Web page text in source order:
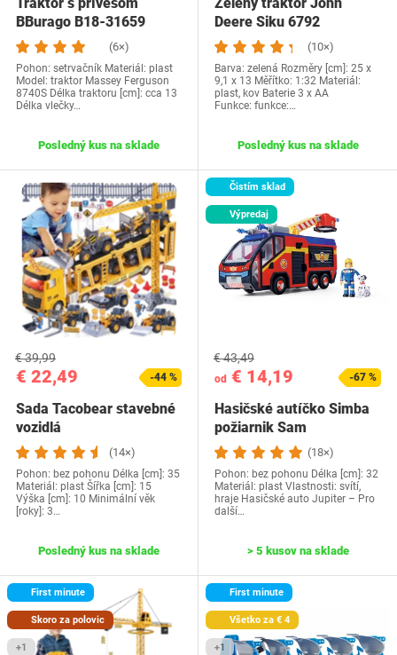
BBurago ‎B18-31659
(6×)
Pohon: setrvačník Materiál: plast
Model: traktor Massey Ferguson
8740S Délka traktoru [cm]: cca 13
Délka vlečky…
Posledný kus na sklade
Deere Siku 6792
(10×)
Barva: zelená Rozměry [cm]: 25 x
9,1 x 13 Měřítko: 1:32 Materiál:
plast, kov Baterie 3 x AA
Funkce: funkce:…
Posledný kus na sklade
€ 22,49
€ 39,99
-44 %
Sada Tacobear stavebné
vozidlá
(14×)
Pohon: bez pohonu Délka [cm]: 35
Materiál: plast Šířka [cm]: 15
Výška [cm]: 10 Minimální věk
[roky]: 3…
Posledný kus na sklade
Čistím sklad
Výpredaj
od € 14,19
€ 43,49
-67 %
Hasičské autíčko Simba
požiarnik Sam
(18×)
Pohon: bez pohonu Délka [cm]: 32
Materiál: plast Vlastnosti: svítí,
hraje Hasičské auto Jupiter – Pro
další…
> 5 kusov na sklade
First minute
Skoro za polovic
+1
First minute
Všetko za € 4
+1